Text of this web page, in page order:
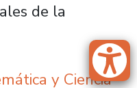
de la
y Ciencia